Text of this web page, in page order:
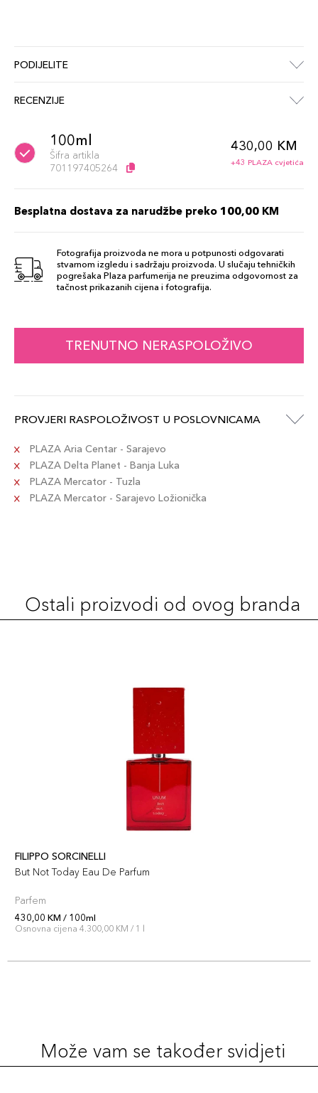
PODIJELITE
RECENZIJE
100ml
Šifra artikla
701197405264
430,00 KM
+43 PLAZA cvjetića
Besplatna dostava za narudžbe preko 100,00 KM
Fotografija proizvoda ne mora u potpunosti odgovarati
stvarnom izgledu i sadržaju proizvoda. U slučaju tehničkih
pogrešaka Plaza parfumerija ne preuzima odgovornost za
tačnost prikazanih cijena i fotografija.
TRENUTNO NERASPOLOŽIVO
PROVJERI RASPOLOŽIVOST U POSLOVNICAMA
PLAZA Aria Centar - Sarajevo
PLAZA Delta Planet - Banja Luka
PLAZA Mercator - Tuzla
PLAZA Mercator - Sarajevo Ložionička
Ostali proizvodi od ovog branda
FILIPPO SORCINELLI
But Not Today Eau De Parfum
Parfem
430,00 KM / 100ml
Osnovna cijena 4.300,00 KM / 1 l
Može vam se također svidjeti